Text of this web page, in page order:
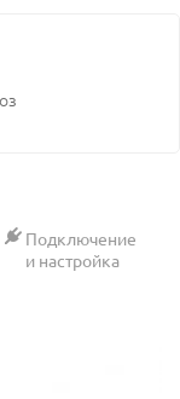
Подключение
и настройка